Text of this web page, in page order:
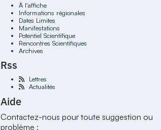
À l'affiche
Informations régionales
Dates Limites
Manifestations
Potentiel Scientifique
Rencontres Scientifiques
Archives
Rss
Lettres
Actualités
Aide
Contactez-nous pour toute suggestion ou
problème :